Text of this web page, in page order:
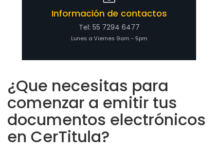
Información de contactos
Tel: 55 7294 6477
Lunes a Viernes 9am - 5pm
¿Que necesitas para
comenzar a emitir tus
documentos electrónicos
en CerTitula?